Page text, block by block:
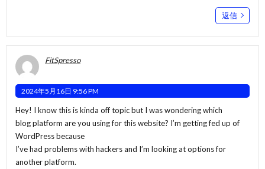
返信
FitSpresso
2024年5月16日 9:56 PM
Hey! I know this is kinda off topic but I was wondering which
blog platform are you using for this website? I’m getting fed up of
WordPress because
I’ve had problems with hackers and I’m looking at options for
another platform.